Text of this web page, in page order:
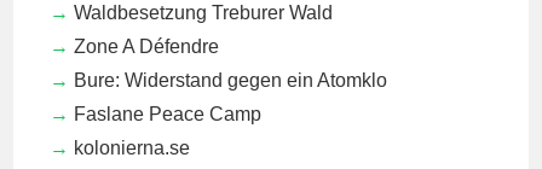
Waldbesetzung Treburer Wald
Zone A Défendre
Bure: Widerstand gegen ein Atomklo
Faslane Peace Camp
kolonierna.se